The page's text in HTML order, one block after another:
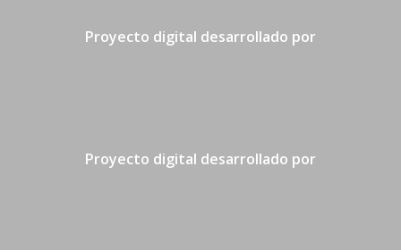
Proyecto digital desarrollado por
Proyecto digital desarrollado por